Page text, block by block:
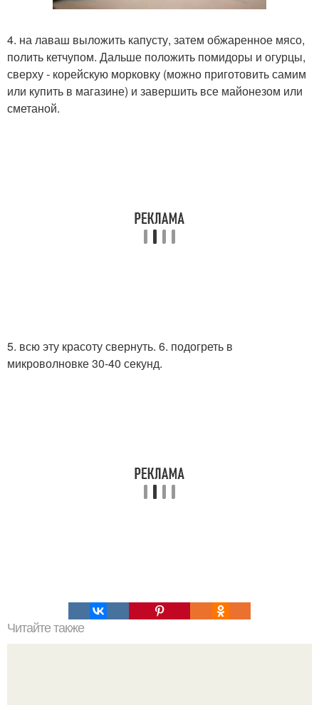
4. на лаваш выложить капусту, затем обжаренное мясо,
полить кетчупом. Дальше положить помидоры и огурцы,
сверху - корейскую морковку (можно приготовить самим
или купить в магазине) и завершить все майонезом или
сметаной.
5. всю эту красоту свернуть. 6. подогреть в
микроволновке 30-40 секунд.
Читайте также